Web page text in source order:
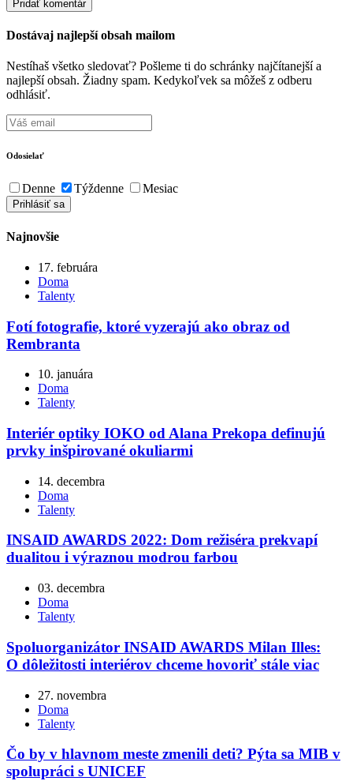
Dostávaj najlepší obsah mailom
Nestíhaš všetko sledovať? Pošleme ti do schránky najčítanejší a
najlepší obsah. Žiadny spam. Kedykoľvek sa môžeš z odberu
odhlásiť.
Odosielať
Denne Týždenne Mesiac
Najnovšie
17. februára
Doma
Talenty
Fotí fotografie, ktoré vyzerajú ako obraz od
Rembranta
10. januára
Doma
Talenty
Interiér optiky IOKO od Alana Prekopa definujú
prvky inšpirované okuliarmi
14. decembra
Doma
Talenty
INSAID AWARDS 2022: Dom režiséra prekvapí
dualitou i výraznou modrou farbou
03. decembra
Doma
Talenty
Spoluorganizátor INSAID AWARDS Milan Illes:
O dôležitosti interiérov chceme hovoriť stále viac
27. novembra
Doma
Talenty
Čo by v hlavnom meste zmenili deti? Pýta sa MIB v
spolupráci s UNICEF